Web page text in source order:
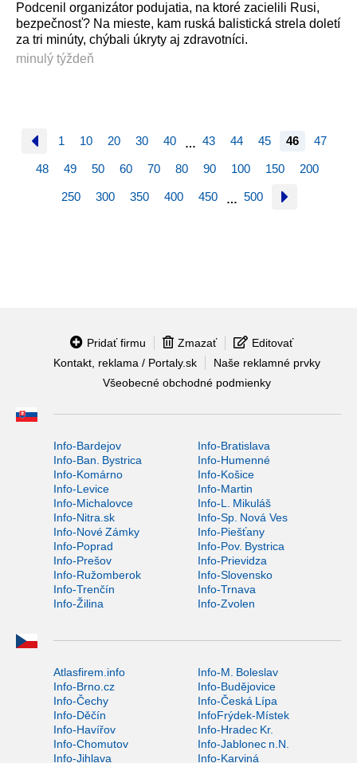
Podcenil organizátor podujatia, na ktoré zacielili Rusi,
bezpečnosť? Na mieste, kam ruská balistická strela doletí
za tri minúty, chýbali úkryty aj zdravotníci.
minulý týždeň
1 10 20 30 40 … 43 44 45 46 47
48 49 50 60 70 80 90 100 150 200
250 300 350 400 450 … 500
Pridať firmu Zmazať
Editovať
Kontakt, reklama / Portaly.sk
Naše reklamné prvky
Všeobecné obchodné podmienky
Info-Bardejov
Info-Bratislava
Info-Ban. Bystrica
Info-Humenné
Info-Komárno
Info-Košice
Info-Levice
Info-Martin
Info-Michalovce
Info-L. Mikuláš
Info-Nitra.sk
Info-Sp. Nová Ves
Info-Nové Zámky
Info-Piešťany
Info-Poprad
Info-Pov. Bystrica
Info-Prešov
Info-Prievidza
Info-Ružomberok
Info-Slovensko
Info-Trenčín
Info-Trnava
Info-Žilina
Info-Zvolen
Atlasfirem.info
Info-M. Boleslav
Info-Brno.cz
Info-Budějovice
Info-Čechy
Info-Česká Lípa
Info-Děčín
InfoFrýdek-Místek
Info-Havířov
Info-Hradec Kr.
Info-Chomutov
Info-Jablonec n.N.
Info-Jihlava
Info-Karviná